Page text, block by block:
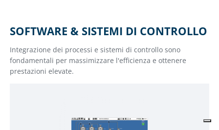
SOFTWARE & SISTEMI DI CONTROLLO
Integrazione dei processi e sistemi di controllo sono
fondamentali per massimizzare l'efficienza e ottenere
prestazioni elevate.